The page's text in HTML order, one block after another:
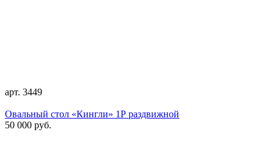
арт. 3449
Овальный стол «Кингли» 1Р раздвижной
50 000 руб.